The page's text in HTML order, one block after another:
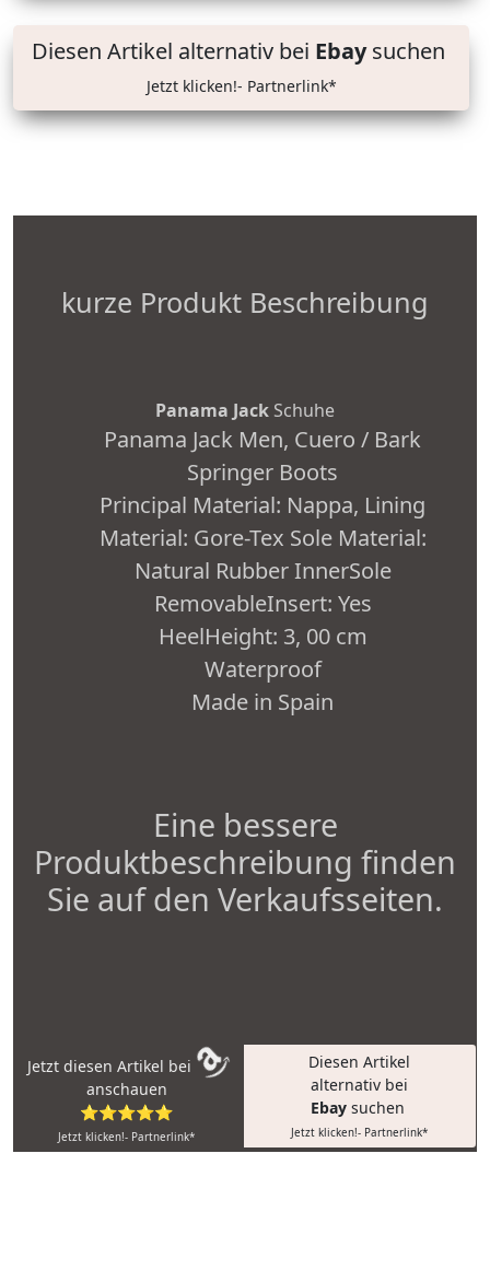
Diesen Artikel alternativ bei Ebaysuchen
Jetzt klicken!- Partnerlink*
kurze Produkt Beschreibung
Panama Jack Schuhe
Panama Jack Men, Cuero / Bark
Springer Boots
Principal Material: Nappa, Lining
Material: Gore-Tex Sole Material:
Natural Rubber InnerSole
RemovableInsert: Yes
HeelHeight: 3, 00 cm
Waterproof
Made in Spain
Eine bessere
Produktbeschreibung finden
Sie auf den Verkaufsseiten.
Jetzt diesen Artikel bei
anschauen
⭐⭐⭐⭐⭐
Jetzt klicken!- Partnerlink*
Diesen Artikel
alternativ bei
Ebay suchen
Jetzt klicken!- Partnerlink*